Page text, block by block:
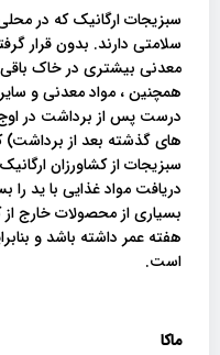
سبزیجات ارگانیک که در
سلامتی دارند. بدون قرار
معدنی بیشتری در خاک باقی
همچنین ، مواد معدنی و
درست پس از برداشت در اوج
های گذشته بعد از
سبزیجات از کشاورزان
دریافت مواد غذایی با ید را
هفته عمر داشته باشد و
است.
ماکا